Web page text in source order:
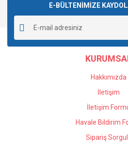
Yorum Yaz
Ürün resmi kalitesiz, bozuk veya
Ürün açıklamasında eksik bilgiler
Ürün bilgilerinde hatalar bulunuyor.
Ürün fiyatı diğer sitelerden daha
Gönder
E-BÜLTENİMİZE
Hakkımızda
İletişim
İletişim
Havale Bildirim
Sipariş